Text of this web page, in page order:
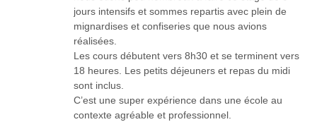
jours intensifs et sommes repartis avec plein de
mignardises et confiseries que nous avions
réalisées.
Les cours débutent vers 8h30 et se terminent vers
18 heures. Les petits déjeuners et repas du midi
sont inclus.
C’est une super expérience dans une école au
contexte agréable et professionnel.